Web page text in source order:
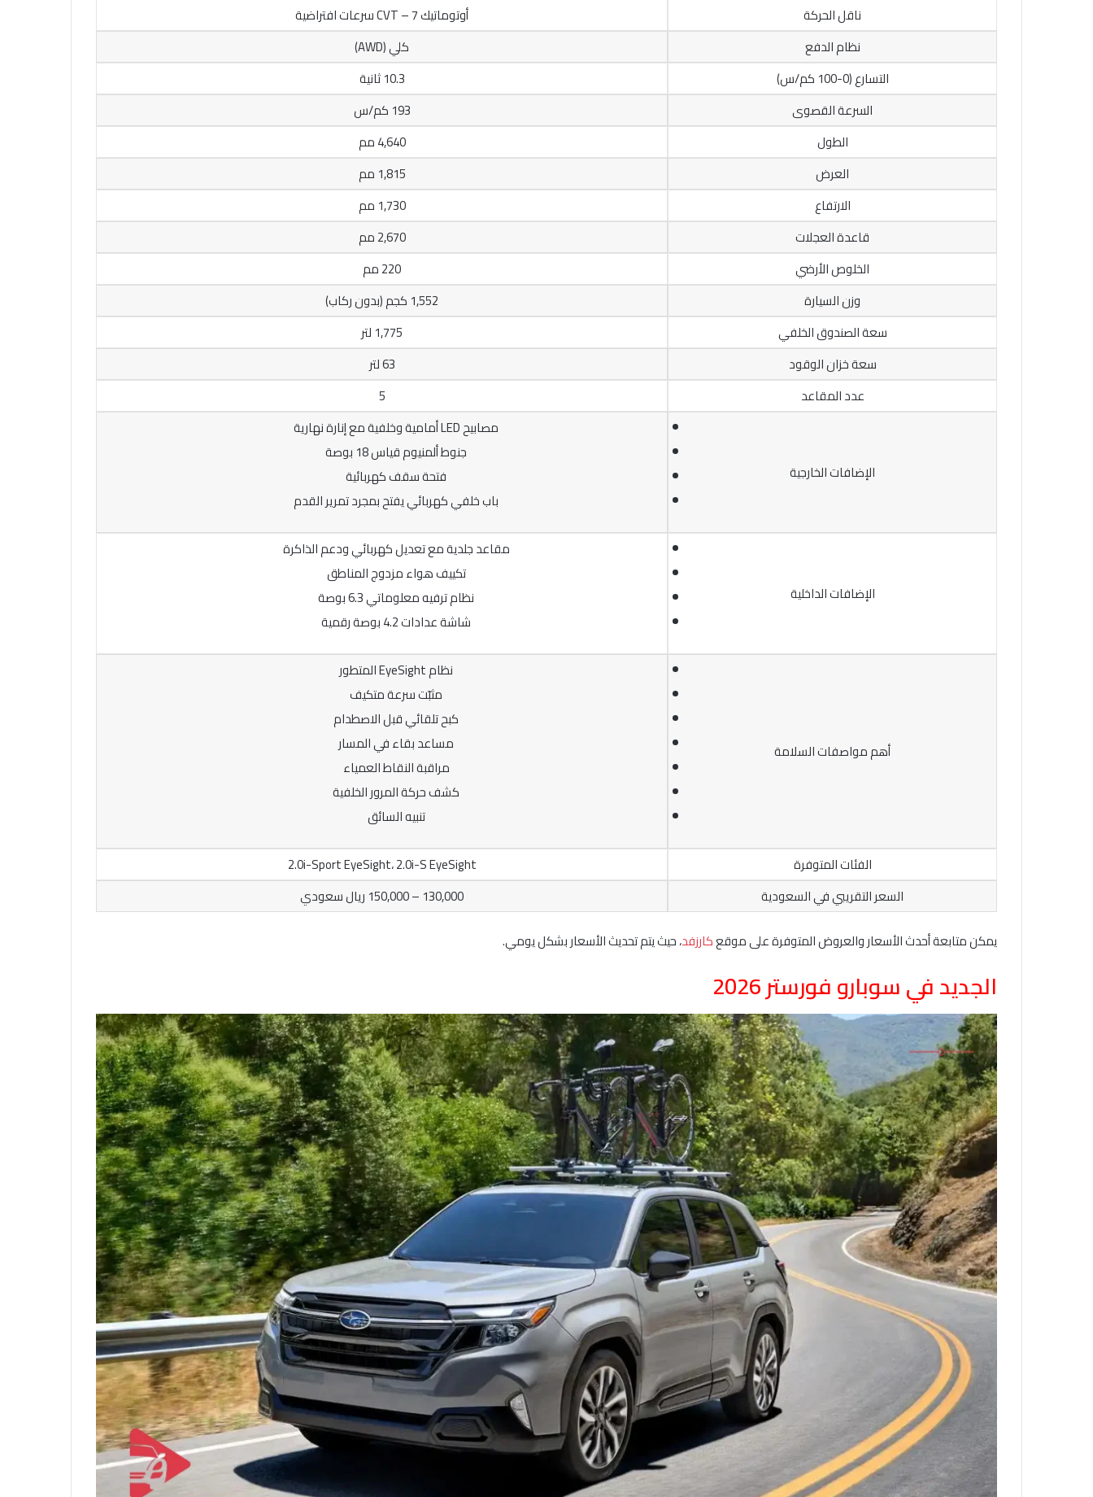
ناقل الحركة
أوتوماتيك CVT – 7 سرعات افتراضية
نظام الدفع
كلي (AWD)
التسارع (0-100 كم/س)
10.3 ثانية
السرعة القصوى
193 كم/س
الطول
4,640 مم
العرض
1,815 مم
الارتفاع
1,730 مم
قاعدة العجلات
2,670 مم
الخلوص الأرضي
220 مم
وزن السيارة
1,552 كجم (بدون ركاب)
سعة الصندوق الخلفي
1,775 لتر
سعة خزان الوقود
63 لتر
عدد المقاعد
5
الإضافات الخارجية
مصابيح LED أمامية وخلفية مع إنارة نهارية
جنوط ألمنيوم قياس 18 بوصة
فتحة سقف كهربائية
باب خلفي كهربائي يفتح بمجرد تمرير القدم
الإضافات الداخلية
مقاعد جلدية مع تعديل كهربائي ودعم الذاكرة
تكييف هواء مزدوج المناطق
نظام ترفيه معلوماتي 6.3 بوصة
شاشة عدادات 4.2 بوصة رقمية
أهم مواصفات السلامة
نظام EyeSight المتطور
مثبّت سرعة متكيف
كبح تلقائي قبل الاصطدام
مساعد بقاء في المسار
مراقبة النقاط العمياء
كشف حركة المرور الخلفية
تنبيه السائق
الفئات المتوفرة
2.0i-Sport EyeSight، 2.0i-S EyeSight
السعر التقريبي في السعودية
130,000 – 150,000 ريال سعودي
يمكن متابعة أحدث الأسعار والعروض المتوفرة على موقعكارزفد، حيث يتم تحديث الأسعار بشكل يومي.
الجديد في سوبارو فورستر 2026